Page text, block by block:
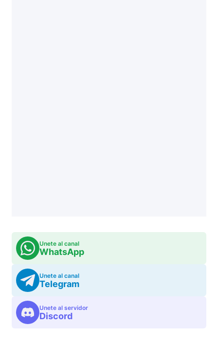
Unete al canal
WhatsApp
Unete al canal
Telegram
Unete al servidor
Discord